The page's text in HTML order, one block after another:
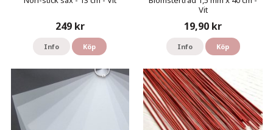
249 kr
Info Köp
Vit
19,90 kr
Info Köp